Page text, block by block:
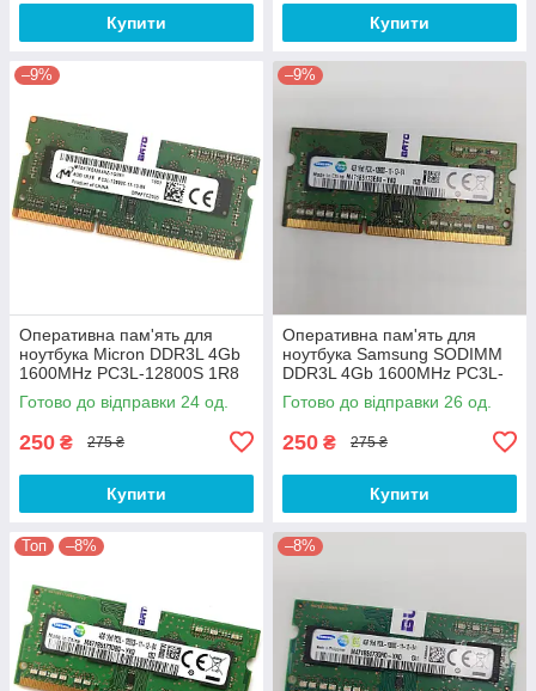
Купити Купити
–9%
Оперативна пам'ять для
ноутбука Micron DDR3L 4Gb
1600MHz PC3L-12800S 1R8
CL11 (MT8KTF51264HZ-
1G6N1) Б/В
Готово до відправки 24 од.
250 ₴ 275 ₴
Купити
–9%
Оперативна пам'ять для
ноутбука Samsung SODIMM
DDR3L 4Gb 1600MHz PC3L-
12800s 1R8 CL11
(M471B5173EB0-YK0) Б/В
Готово до відправки 26 од.
250 ₴ 275 ₴
Купити
Топ –8% –8%